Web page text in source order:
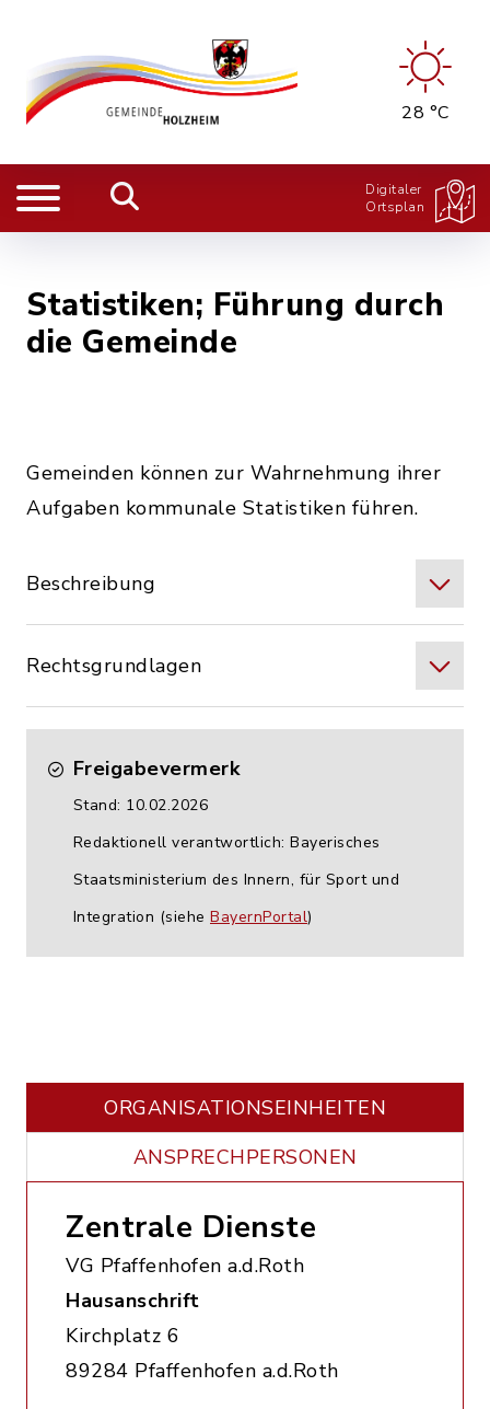
28 °C
Digitaler
Ortsplan
Statistiken; Führung durch
die Gemeinde
Gemeinden können zur Wahrnehmung ihrer
Aufgaben kommunale Statistiken führen.
Beschreibung
Rechtsgrundlagen
Freigabevermerk
Stand: 10.02.2026
Redaktionell verantwortlich: Bayerisches
Staatsministerium des Innern, für Sport und
Integration (siehe BayernPortal)
ORGANISATIONS­EINHEITEN
ANSPRECHPERSONEN
Zentrale Dienste
VG Pfaffenhofen a.d.Roth
Hausanschrift
Kirchplatz 6
89284 Pfaffenhofen a.d.Roth